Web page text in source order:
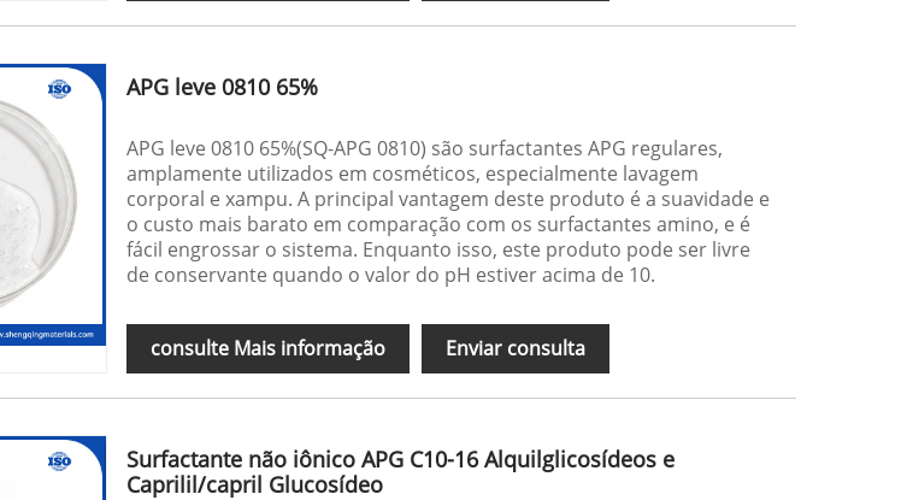
APG leve 0810 65%
APG leve 0810 65%(SQ-APG 0810) são surfactantes APG regulares,
amplamente utilizados em cosméticos, especialmente lavagem
corporal e xampu. A principal vantagem deste produto é a suavidade e
o custo mais barato em comparação com os surfactantes amino, e é
fácil engrossar o sistema. Enquanto isso, este produto pode ser livre
de conservante quando o valor do pH estiver acima de 10.
consulte Mais informação Enviar consulta
Surfactante não iônico APG C10-16 Alquilglicosídeos e
Caprilil/capril Glucosídeo